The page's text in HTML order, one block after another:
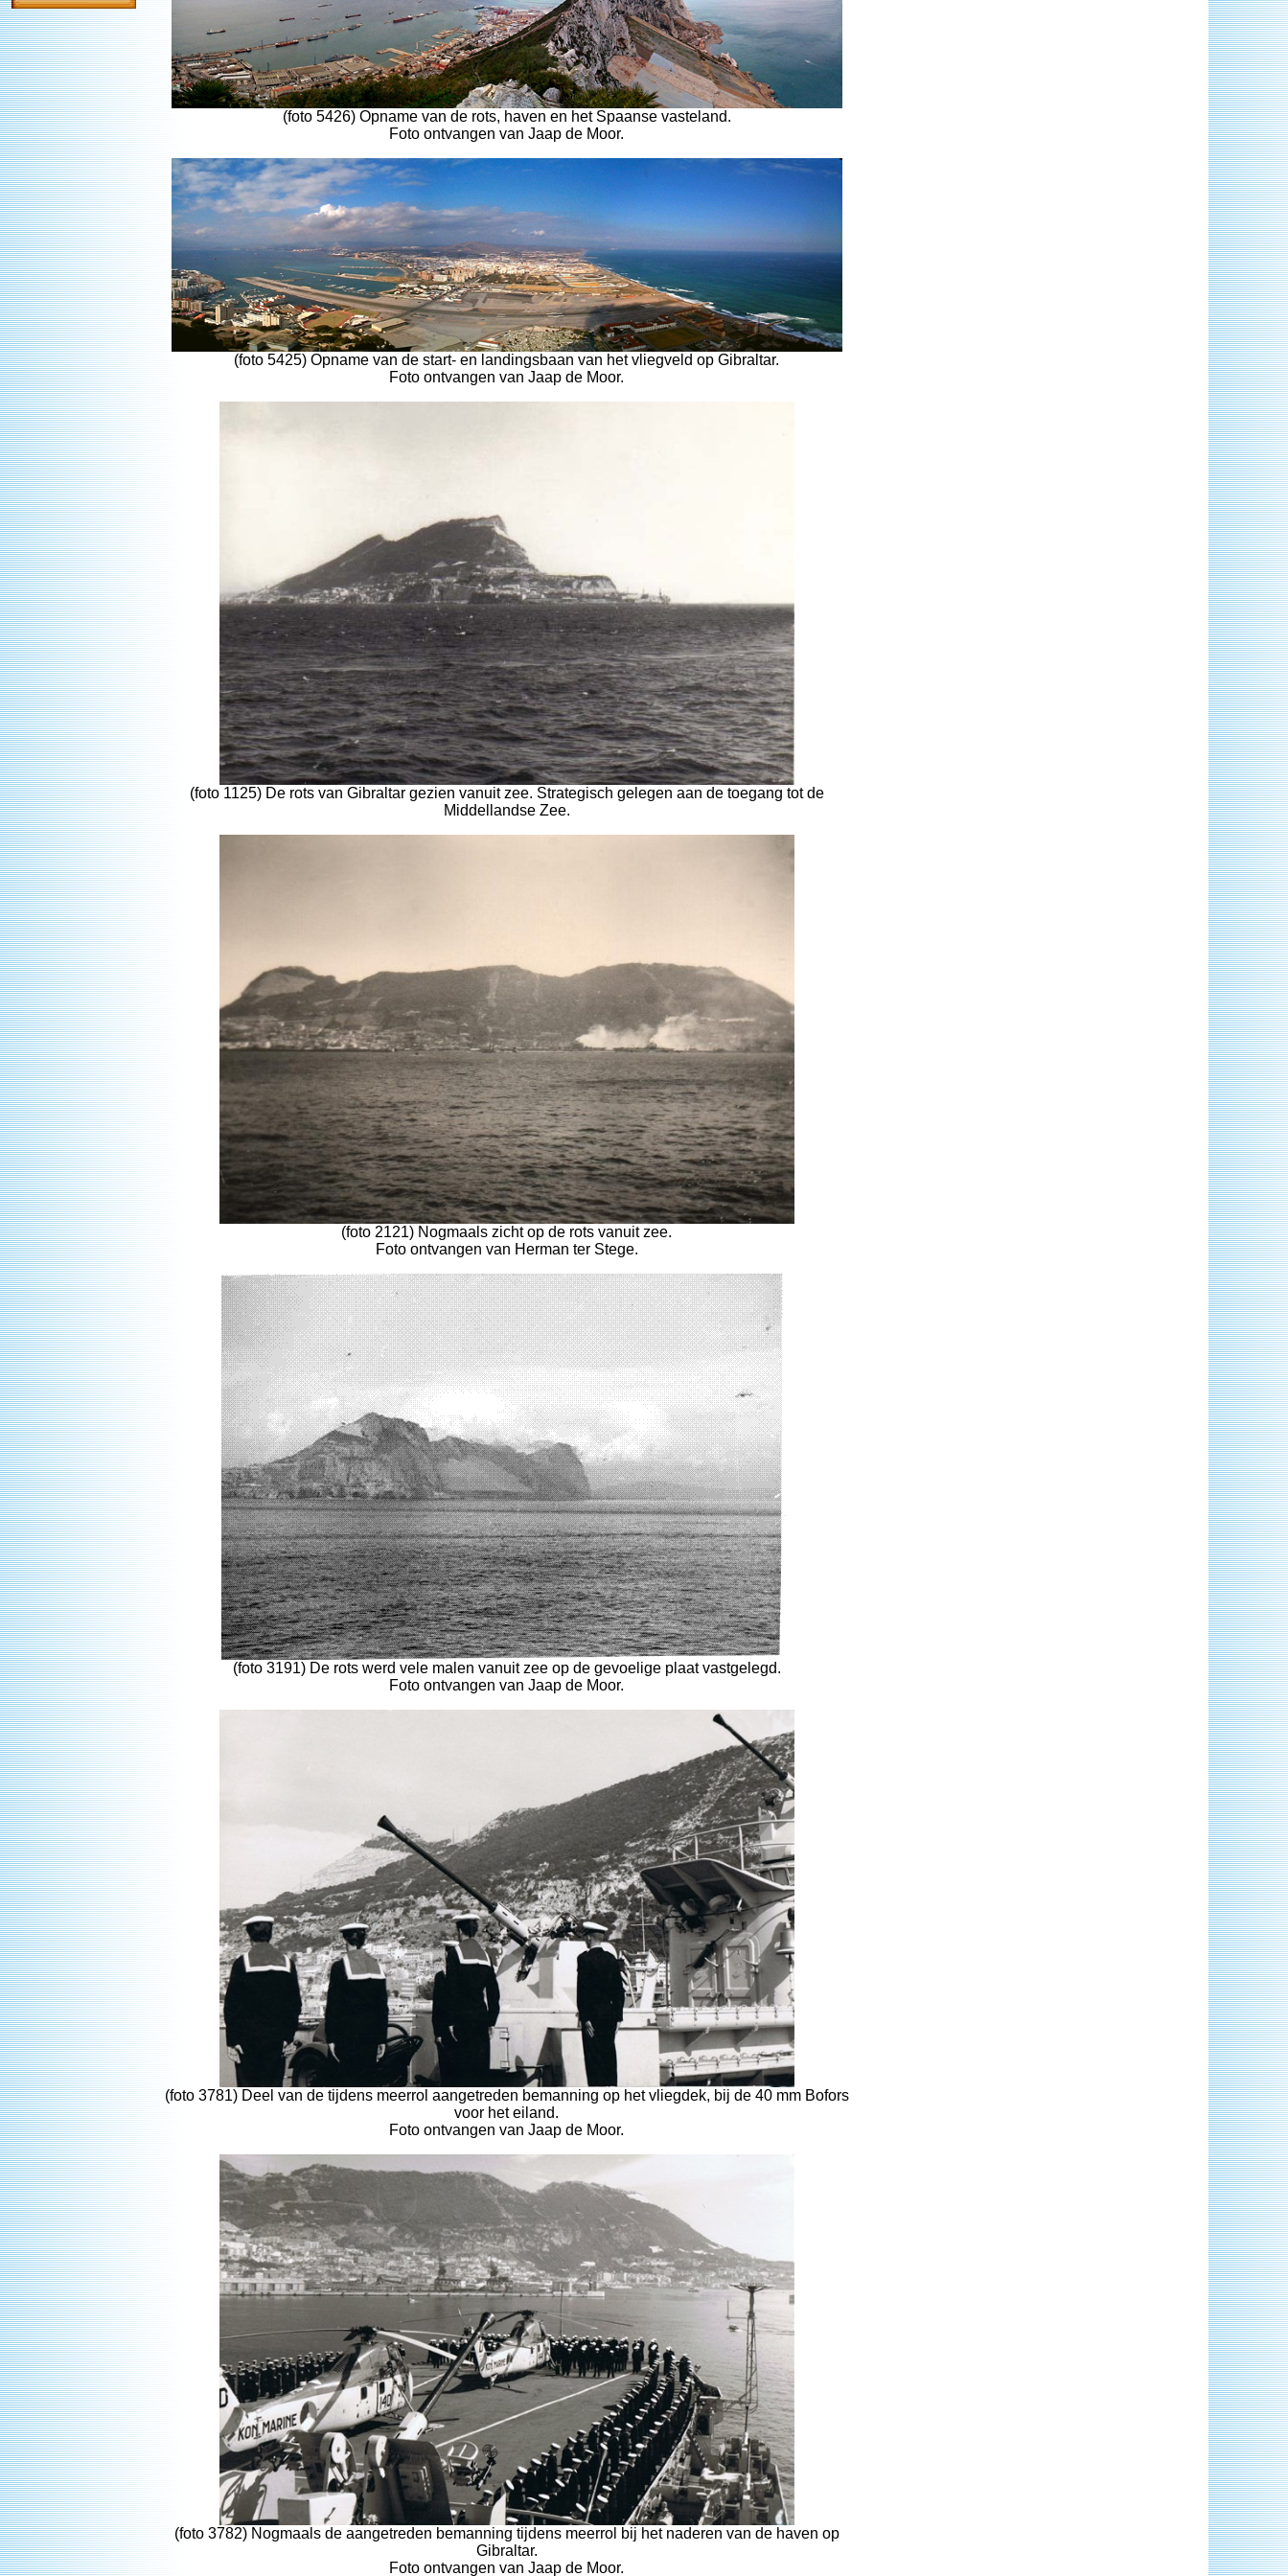
(foto 5426) Opname van de rots, haven en het Spaanse vasteland.
Foto ontvangen van Jaap de Moor.
(foto 5425) Opname van de start- en landingsbaan van het vliegveld op Gibraltar.
Foto ontvangen van Jaap de Moor.
(foto 1125) De rots van Gibraltar gezien vanuit zee. Strategisch gelegen aan de toegang tot de
Middellandse Zee.
(foto 2121) Nogmaals zicht op de rots vanuit zee.
Foto ontvangen van Herman ter Stege.
(foto 3191) De rots werd vele malen vanuit zee op de gevoelige plaat vastgelegd.
Foto ontvangen van Jaap de Moor.
(foto 3781) Deel van de tijdens meerrol aangetreden bemanning op het vliegdek, bij de 40 mm Bofors
voor het eiland.
Foto ontvangen van Jaap de Moor.
(foto 3782) Nogmaals de aangetreden bemanning tijdens meerrol bij het naderen van de haven op
Gibraltar.
Foto ontvangen van Jaap de Moor.